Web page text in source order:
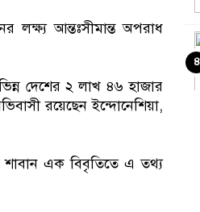
লক্ষ্য আন্তঃসীমান্ত অপরাধ
দেশের ২ লাখ ৪৬ হাজার
রয়েছেন ইন্দোনেশিয়া,
শাবান এক বিবৃতিতে এ তথ্য
৪